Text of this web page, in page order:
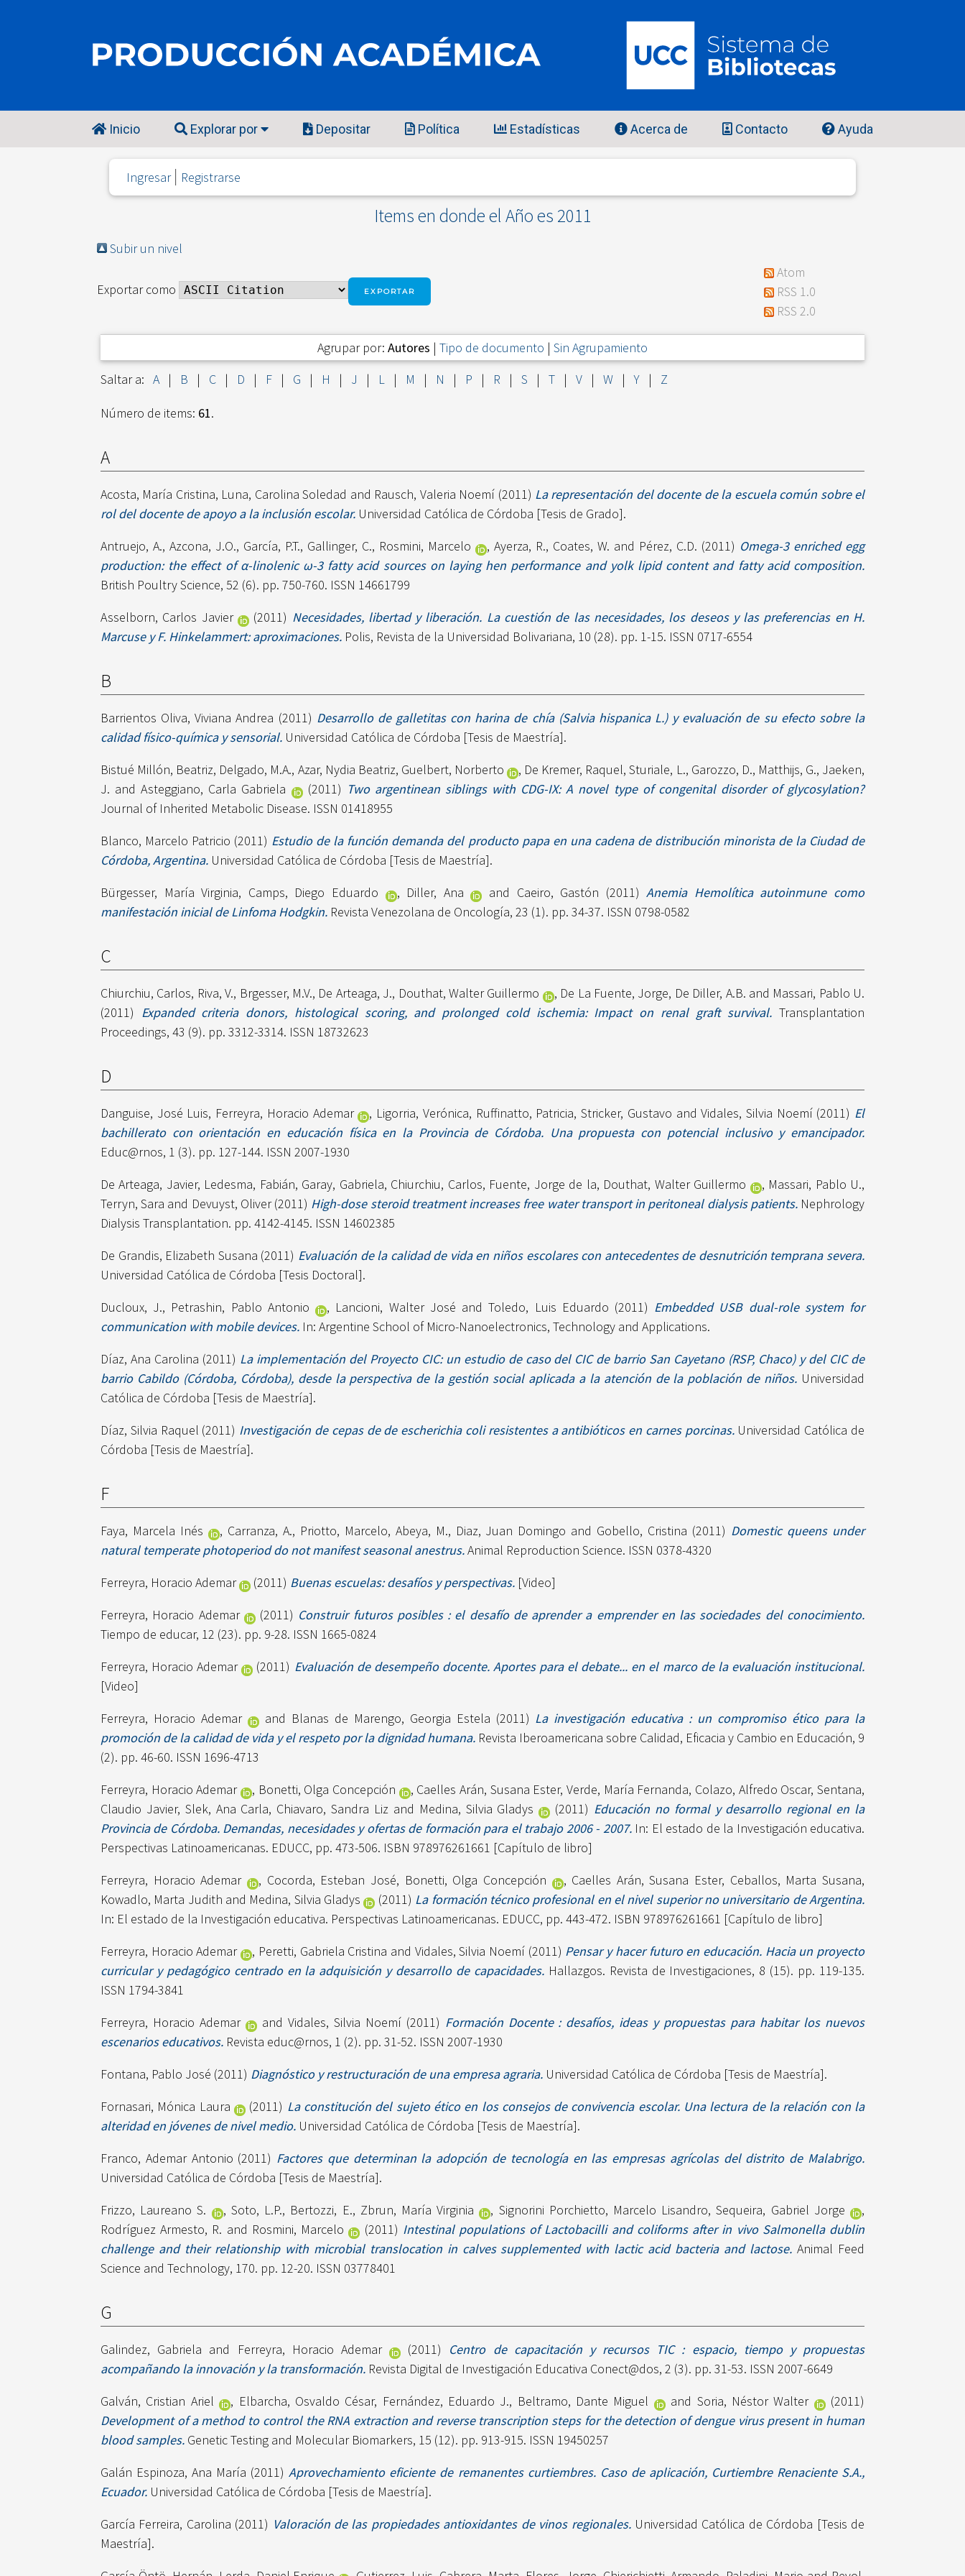
Inicio Explorar por Depositar Política Estadísticas Acerca de Contacto Ayuda
Ingresar Registrarse
Items en donde el Año es 2011
Subir un nivel
Exportar como
Atom
RSS 1.0
RSS 2.0
Agrupar por: Autores | Tipo de documento | Sin Agrupamiento
Saltar a: A | B | C | D | F | G | H | J | L | M | N | P | R | S | T | V | W | Y | Z
Número de items: 61.
A
Acosta, María Cristina, Luna, Carolina Soledad and Rausch, Valeria Noemí (2011) La representación del docente de la escuela común sobre el
rol del docente de apoyo a la inclusión escolar. Universidad Católica de Córdoba [Tesis de Grado].
Antruejo, A., Azcona, J.O., García, P.T., Gallinger, C., Rosmini, Marcelo , Ayerza, R., Coates, W. and Pérez, C.D. (2011) Omega-3 enriched egg
production: the effect of α-linolenic ω-3 fatty acid sources on laying hen performance and yolk lipid content and fatty acid composition.
British Poultry Science, 52 (6). pp. 750-760. ISSN 14661799
Asselborn, Carlos Javier
(2011) Necesidades, libertad y liberación. La cuestión de las necesidades, los deseos y las preferencias en H.
Marcuse y F. Hinkelammert: aproximaciones. Polis, Revista de la Universidad Bolivariana, 10 (28). pp. 1-15. ISSN 0717-6554
B
Barrientos Oliva, Viviana Andrea (2011) Desarrollo de galletitas con harina de chía (Salvia hispanica L.) y evaluación de su efecto sobre la
calidad físico-química y sensorial. Universidad Católica de Córdoba [Tesis de Maestría].
Bistué Millón, Beatriz, Delgado, M.A., Azar, Nydia Beatriz, Guelbert, Norberto , De Kremer, Raquel,Sturiale, L., Garozzo, D., Matthijs, G., Jaeken,
J. andAsteggiano, Carla Gabriela (2011) Two argentinean siblings with CDG-IX: A novel type of congenital disorder of glycosylation?
Journal of Inherited Metabolic Disease. ISSN 01418955
Blanco, Marcelo Patricio (2011) Estudio de la función demanda del producto papa en una cadena de distribución minorista de la Ciudad de
Córdoba, Argentina. Universidad Católica de Córdoba [Tesis de Maestría].
Bürgesser, María Virginia, Camps, Diego Eduardo , Diller, Ana and Caeiro, Gastón (2011)Anemia Hemolítica autoinmune como
manifestación inicial de Linfoma Hodgkin. Revista Venezolana de Oncología, 23 (1). pp. 34-37. ISSN 0798-0582
C
Chiurchiu, Carlos, Riva, V., Brgesser, M.V., De Arteaga, J., Douthat, Walter Guillermo , De La Fuente, Jorge, De Diller, A.B. and Massari, Pablo U.
(2011) Expanded criteria donors, histological scoring, and prolonged cold ischemia: Impact on renal graft survival. Transplantation
Proceedings, 43 (9). pp. 3312-3314. ISSN 18732623
D
Danguise, José Luis, Ferreyra, Horacio Ademar , Ligorria, Verónica, Ruffinatto, Patricia,Stricker, Gustavo andVidales, Silvia Noemí(2011) El
bachillerato con orientación en educación física en la Provincia de Córdoba. Una propuesta con potencial inclusivo y emancipador.
Educ@rnos, 1 (3). pp. 127-144. ISSN 2007-1930
De Arteaga, Javier, Ledesma, Fabián, Garay, Gabriela, Chiurchiu, Carlos, Fuente, Jorge de la, Douthat, Walter Guillermo , Massari, Pablo U.,
Terryn, Sara and Devuyst, Oliver(2011) High-dose steroid treatment increases free water transport in peritoneal dialysis patients.Nephrology
Dialysis Transplantation. pp. 4142-4145. ISSN 14602385
De Grandis, Elizabeth Susana (2011) Evaluación de la calidad de vida en niños escolares con antecedentes de desnutrición temprana severa.
Universidad Católica de Córdoba [Tesis Doctoral].
Ducloux, J., Petrashin, Pablo Antonio , Lancioni, Walter José andToledo, Luis Eduardo (2011) Embedded USB dual-role system for
communication with mobile devices. In: Argentine School of Micro-Nanoelectronics, Technology and Applications.
Díaz, Ana Carolina (2011) La implementación del Proyecto CIC: un estudio de caso del CIC de barrio San Cayetano (RSP, Chaco) y del CIC de
barrio Cabildo (Córdoba, Córdoba), desde la perspectiva de la gestión social aplicada a la atención de la población de niños. Universidad
Católica de Córdoba [Tesis de Maestría].
Díaz, Silvia Raquel (2011) Investigación de cepas de de escherichia coli resistentes a antibióticos en carnes porcinas.Universidad Católica de
Córdoba [Tesis de Maestría].
F
Faya, Marcela Inés , Carranza, A., Priotto, Marcelo, Abeya, M., Diaz, Juan Domingo and Gobello, Cristina (2011) Domestic queens under
natural temperate photoperiod do not manifest seasonal anestrus.Animal Reproduction Science. ISSN 0378-4320
Ferreyra, Horacio Ademar
(2011) Buenas escuelas: desafíos y perspectivas. [Video]
Ferreyra, Horacio Ademar
(2011) Construir futuros posibles : el desafío de aprender a emprender en las sociedades del conocimiento.
Tiempo de educar, 12 (23). pp. 9-28. ISSN 1665-0824
Ferreyra, Horacio Ademar
(2011) Evaluación de desempeño docente. Aportes para el debate... en el marco de la evaluación institucional.
[Video]
Ferreyra, Horacio Ademar
and Blanas de Marengo, Georgia Estela (2011) La investigación educativa : un compromiso ético para la
promoción de la calidad de vida y el respeto por la dignidad humana. Revista Iberoamericana sobre Calidad, Eficacia y Cambio en Educación, 9
(2). pp. 46-60. ISSN 1696-4713
Ferreyra, Horacio Ademar
, Bonetti, Olga Concepción , Caelles Arán, Susana Ester,Verde, María Fernanda, Colazo, Alfredo Oscar,Sentana,
Claudio Javier, Slek, Ana Carla, Chiavaro, Sandra Liz and Medina, Silvia Gladys (2011) Educación no formal y desarrollo regional en la
Provincia de Córdoba. Demandas, necesidades y ofertas de formación para el trabajo 2006 - 2007. In: El estado de la Investigación educativa.
Perspectivas Latinoamericanas. EDUCC, pp. 473-506. ISBN 978976261661 [Capítulo de libro]
Ferreyra, Horacio Ademar
, Cocorda, Esteban José, Bonetti, Olga Concepción , Caelles Arán, Susana Ester, Ceballos, Marta Susana,
Kowadlo, Marta Judith and Medina, Silvia Gladys (2011) La formación técnico profesional en el nivel superior no universitario de Argentina.
In: El estado de la Investigación educativa. Perspectivas Latinoamericanas. EDUCC, pp. 443-472. ISBN 978976261661 [Capítulo de libro]
Ferreyra, Horacio Ademar
, Peretti, Gabriela Cristina and Vidales, Silvia Noemí (2011) Pensar y hacer futuro en educación. Hacia un proyecto
curricular y pedagógico centrado en la adquisición y desarrollo de capacidades.Hallazgos. Revista de Investigaciones, 8 (15). pp. 119-135.
ISSN 1794-3841
Ferreyra, Horacio Ademar
and Vidales, Silvia Noemí(2011) Formación Docente : desafíos, ideas y propuestas para habitar los nuevos
escenarios educativos. Revista educ@rnos, 1 (2). pp. 31-52. ISSN 2007-1930
Fontana, Pablo José (2011) Diagnóstico y restructuración de una empresa agraria. Universidad Católica de Córdoba [Tesis de Maestría].
Fornasari, Mónica Laura
(2011) La constitución del sujeto ético en los consejos de convivencia escolar. Una lectura de la relación con la
alteridad en jóvenes de nivel medio. Universidad Católica de Córdoba [Tesis de Maestría].
Franco, Ademar Antonio (2011) Factores que determinan la adopción de tecnología en las empresas agrícolas del distrito de Malabrigo.
Universidad Católica de Córdoba [Tesis de Maestría].
Frizzo, Laureano S.
, Soto, L.P., Bertozzi, E., Zbrun, María Virginia , Signorini Porchietto, Marcelo Lisandro,Sequeira, Gabriel Jorge
,
Rodríguez Armesto, R. and Rosmini, Marcelo (2011) Intestinal populations of Lactobacilli and coliforms after in vivo Salmonella dublin
challenge and their relationship with microbial translocation in calves supplemented with lactic acid bacteria and lactose. Animal Feed
Science and Technology, 170. pp. 12-20. ISSN 03778401
G
Galindez, Gabriela and Ferreyra, Horacio Ademar (2011) Centro de capacitación y recursos TIC : espacio, tiempo y propuestas
acompañando la innovación y la transformación. Revista Digital de Investigación Educativa Conect@dos, 2 (3). pp. 31-53. ISSN 2007-6649
Galván, Cristian Ariel
, Elbarcha, Osvaldo César, Fernández, Eduardo J., Beltramo, Dante Miguel and Soria, Néstor Walter
(2011)
Development of a method to control the RNA extraction and reverse transcription steps for the detection of dengue virus present in human
blood samples. Genetic Testing and Molecular Biomarkers, 15 (12). pp. 913-915. ISSN 19450257
Galán Espinoza, Ana María (2011)Aprovechamiento eficiente de remanentes curtiembres. Caso de aplicación, Curtiembre Renaciente S.A.,
Ecuador. Universidad Católica de Córdoba [Tesis de Maestría].
García Ferreira, Carolina (2011) Valoración de las propiedades antioxidantes de vinos regionales.Universidad Católica de Córdoba [Tesis de
Maestría].